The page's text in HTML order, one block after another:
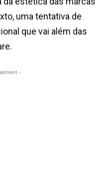
uma tentativa de
que vai além das
-